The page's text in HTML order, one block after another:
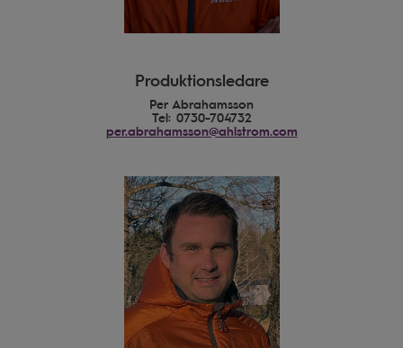
Produktionsledare
Per Abrahamsson
Tel: 0730-704732
per.abrahamsson@ahlstrom.com